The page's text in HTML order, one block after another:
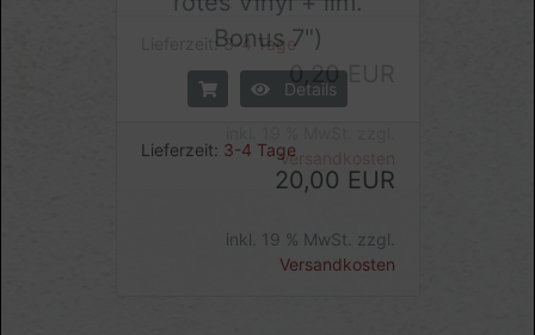
Bonus 7")
Details
Lieferzeit: 3-4 Tage
20,00 EUR
inkl. 19 % MwSt. zzgl.
Versandkosten